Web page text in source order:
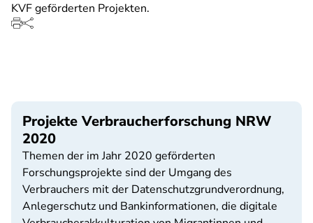
KVF geförderten Projekten.
Projekte Verbraucherforschung NRW
2020
Themen der im Jahr 2020 geförderten
Forschungsprojekte sind der Umgang des
Verbrauchers mit der Datenschutzgrundverordnung,
Anlegerschutz und Bankinformationen, die digitale